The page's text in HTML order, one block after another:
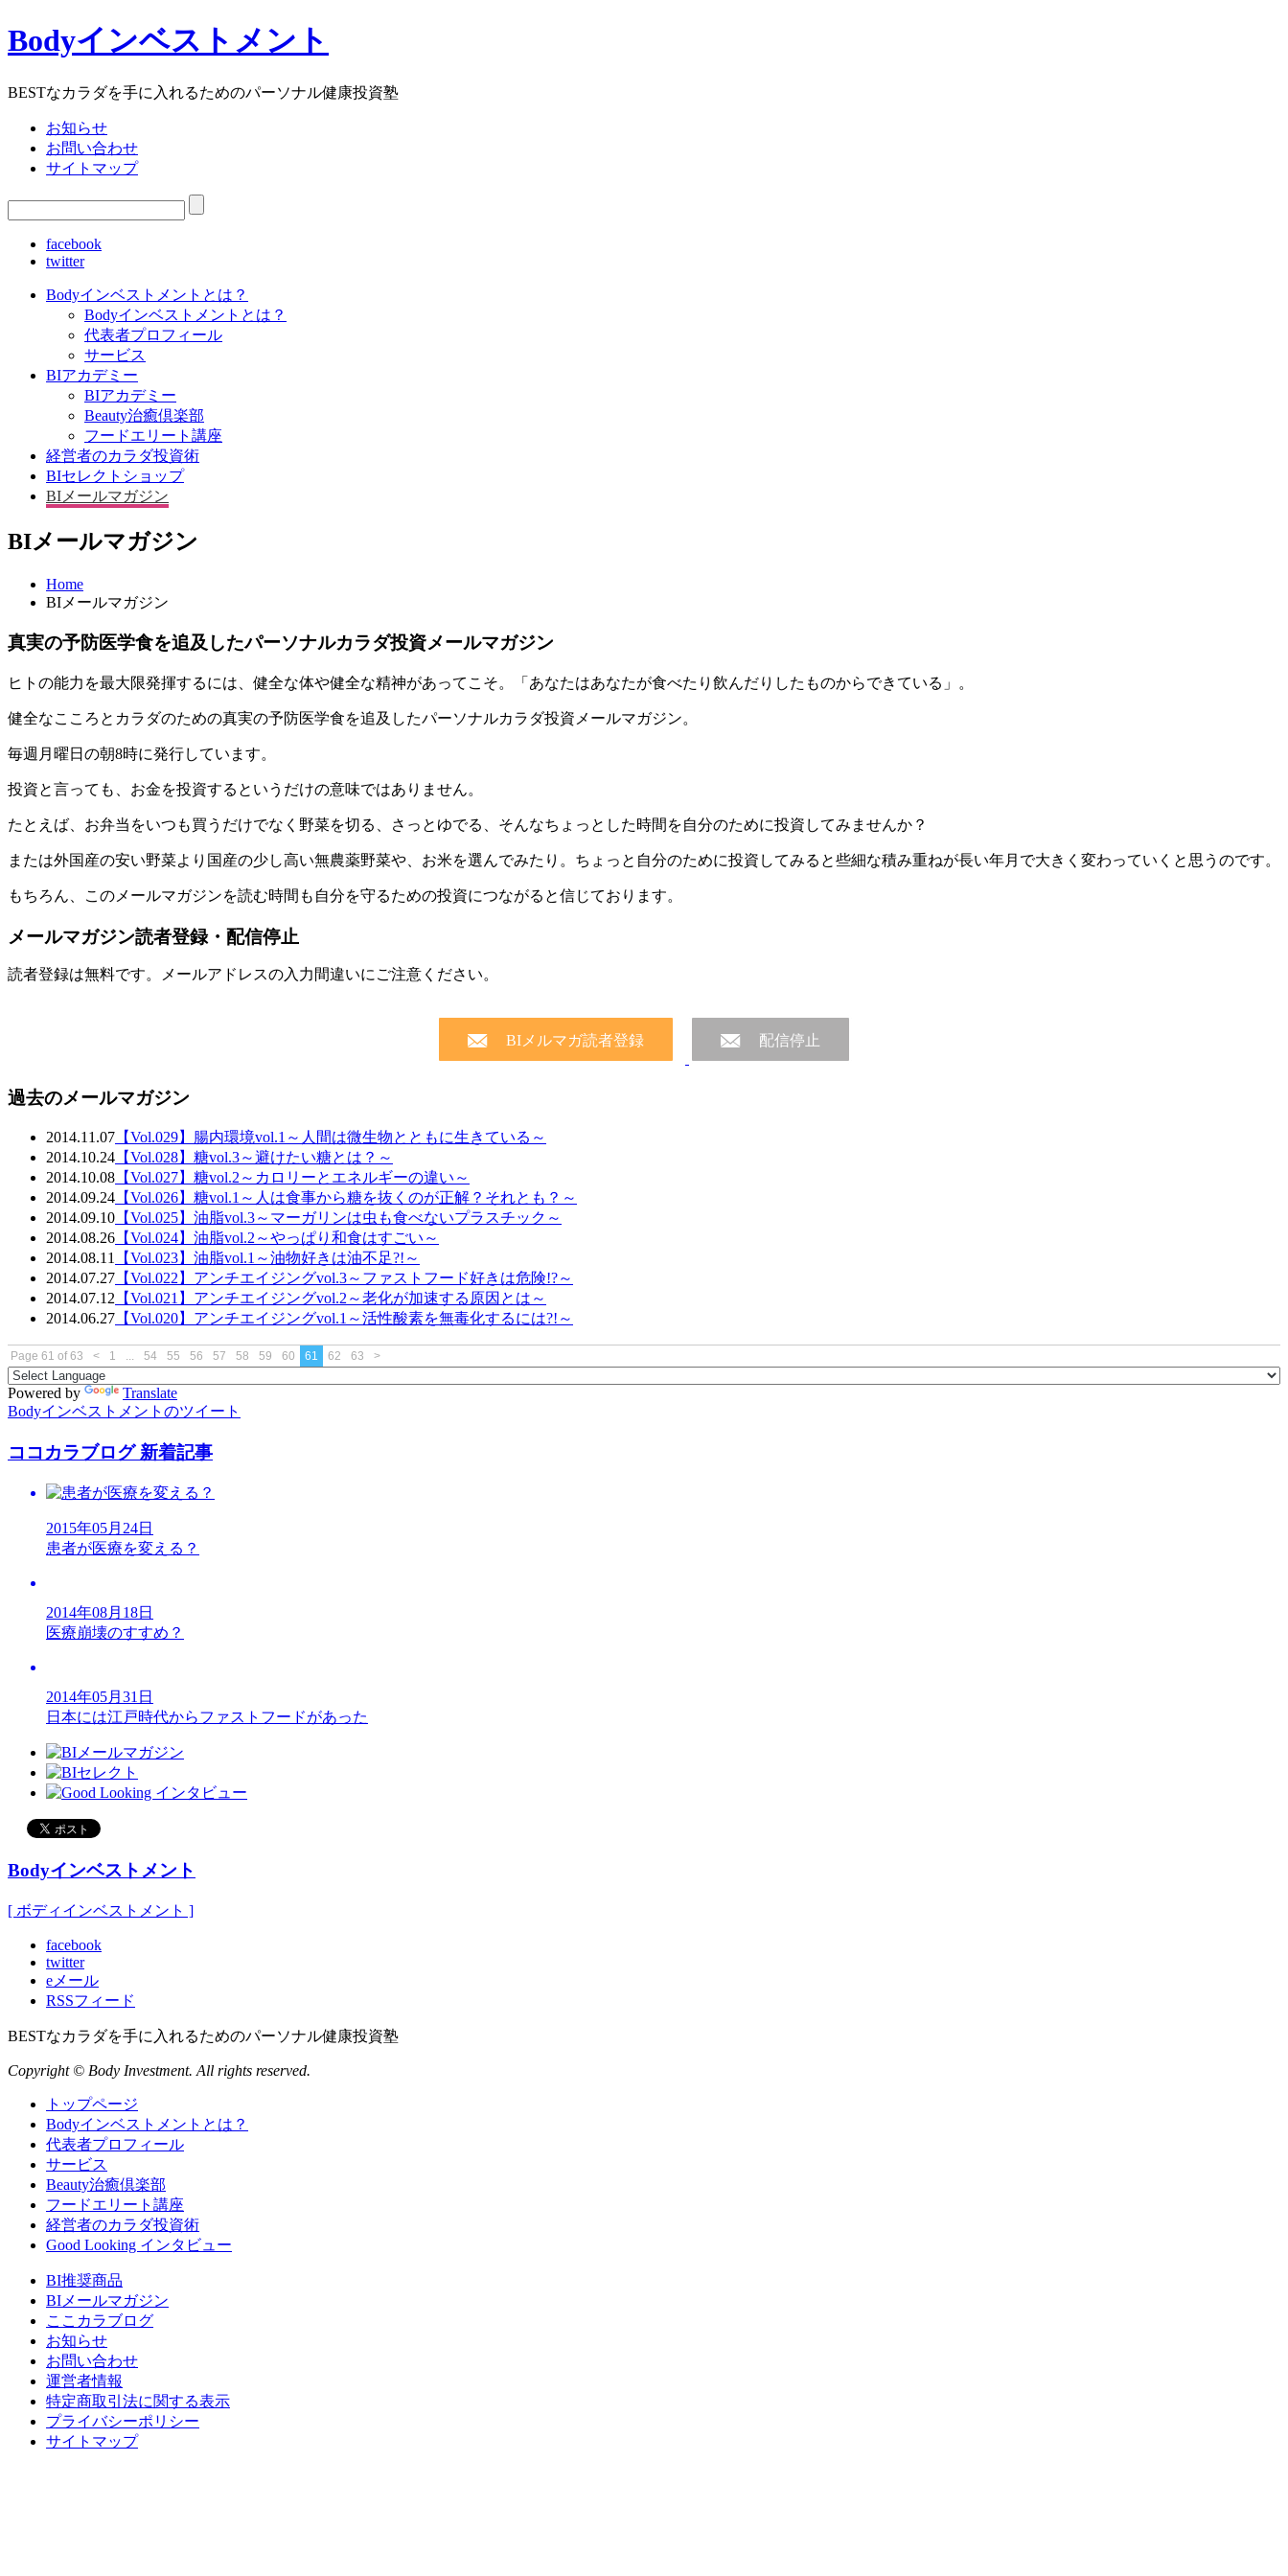
Bodyインベストメント
BESTなカラダを手に入れるためのパーソナル健康投資塾
お知らせ
お問い合わせ
サイトマップ
facebook
twitter
Bodyインベストメントとは？
Bodyインベストメントとは？
代表者プロフィール
サービス
BIアカデミー
BIアカデミー
Beauty治癒倶楽部
フードエリート講座
経営者のカラダ投資術
BIセレクトショップ
BIメールマガジン
BIメールマガジン
Home
BIメールマガジン
真実の予防医学食を追及したパーソナルカラダ投資メールマガジン
ヒトの能力を最大限発揮するには、健全な体や健全な精神があってこそ。「あなたはあなたが食べたり飲んだりしたものからできている」。
健全なこころとカラダのための真実の予防医学食を追及したパーソナルカラダ投資メールマガジン。
毎週月曜日の朝8時に発行しています。
投資と言っても、お金を投資するというだけの意味ではありません。
たとえば、お弁当をいつも買うだけでなく野菜を切る、さっとゆでる、そんなちょっとした時間を自分のために投資してみませんか？
または外国産の安い野菜より国産の少し高い無農薬野菜や、お米を選んでみたり。ちょっと自分のために投資してみると些細な積み重ねが長い年月で大きく変わっていくと思うのです。
もちろん、このメールマガジンを読む時間も自分を守るための投資につながると信じております。
メールマガジン読者登録・配信停止
読者登録は無料です。メールアドレスの入力間違いにご注意ください。
mail BIメルマガ読者登録 mail 配信停止
過去のメールマガジン
2014.11.07 【Vol.029】腸内環境vol.1～人間は微生物とともに生きている～
2014.10.24 【Vol.028】糖vol.3～避けたい糖とは？～
2014.10.08 【Vol.027】糖vol.2～カロリーとエネルギーの違い～
2014.09.24 【Vol.026】糖vol.1～人は食事から糖を抜くのが正解？それとも？～
2014.09.10 【Vol.025】油脂vol.3～マーガリンは虫も食べないプラスチック～
2014.08.26 【Vol.024】油脂vol.2～やっぱり和食はすごい～
2014.08.11
【Vol.023】油脂vol.1～油物好きは油不足?!～
2014.07.27 【Vol.022】アンチエイジングvol.3～ファストフード好きは危険!?～
2014.07.12 【Vol.021】アンチエイジングvol.2～老化が加速する原因とは～
2014.06.27 【Vol.020】アンチエイジングvol.1～活性酸素を無毒化するには?!～
Page 61 of 63 < 1 ... 54 55 56 57 58 59 60 61 62 63 >
Powered by
Translate
Bodyインベストメントのツイート
ココカラブログ 新着記事
2015年05月24日
患者が医療を変える？
2014年08月18日
医療崩壊のすすめ？
2014年05月31日
日本には江戸時代からファストフードがあった
Bodyインベストメント
[ ボディインベストメント ]
facebook
twitter
eメール
RSSフィード
BESTなカラダを手に入れるためのパーソナル健康投資塾
Copyright © Body Investment. All rights reserved.
トップページ
Bodyインベストメントとは？
代表者プロフィール
サービス
Beauty治癒倶楽部
フードエリート講座
経営者のカラダ投資術
Good Looking インタビュー
BI推奨商品
BIメールマガジン
ここカラブログ
お知らせ
お問い合わせ
運営者情報
特定商取引法に関する表示
プライバシーポリシー
サイトマップ